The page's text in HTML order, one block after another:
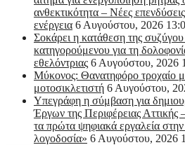
ανθεκτικότητα – Νέες
ενέργεια 6 Αυγούστου, 2026
Σοκάρει η κατάθεση της
κατηγορούμενου για τη
εθελόντριας 6 Αυγούστου, 2026
Μύκονος: Θανατηφόρο τροχαίο
μοτοσικλετιστή 6 Αυγούστου,
Υπεγράφη η σύμβαση για
Έργων της Περιφέρειας
τα πρώτα ψηφιακά εργαλεία
λογοδοσία» 6 Αυγούστου, 2026